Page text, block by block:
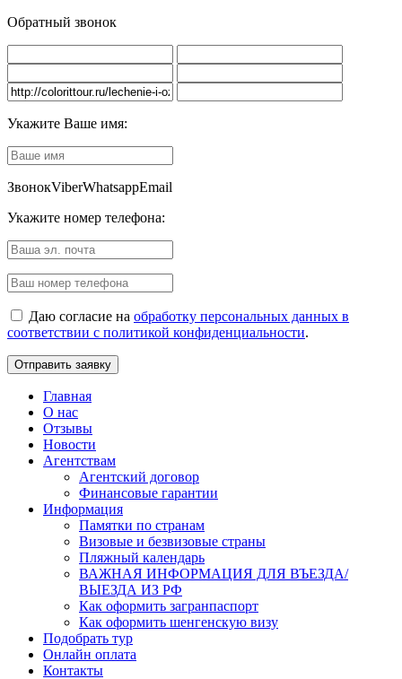
Обратный звонок
Укажите Ваше имя:
ЗвонокViberWhatsappEmail
Укажите номер телефона:
Даю согласие на обработку персональных данных в
соответствии с политикой конфиденциальности.
Главная
О нас
Отзывы
Новости
Агентствам
Агентский договор
Финансовые гарантии
Информация
Памятки по странам
Визовые и безвизовые страны
Пляжный календарь
ВАЖНАЯ ИНФОРМАЦИЯ ДЛЯ ВЪЕЗДА/
ВЫЕЗДА ИЗ РФ
Как оформить загранпаспорт
Как оформить шенгенскую визу
Подобрать тур
Онлайн оплата
Контакты